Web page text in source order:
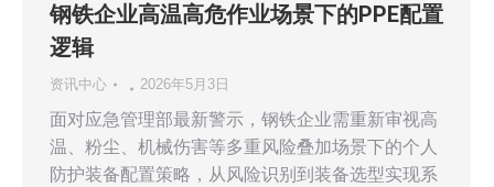
钢铁企业高温高危作业场景下的PPE配置
逻辑
资讯中心 2026年5月3日
面对应急管理部最新警示，钢铁企业需重新审视高
温、粉尘、机械伤害等多重风险叠加场景下的个人
防护装备配置策略，从风险识别到装备选型实现系